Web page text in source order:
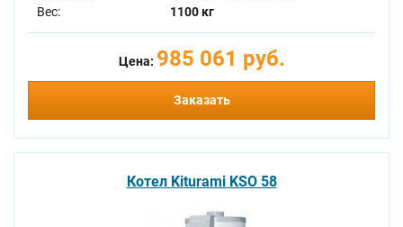
Вес:
1100 кг
Цена: 985 061 руб.
Заказать
Котел Kiturami KSO 58